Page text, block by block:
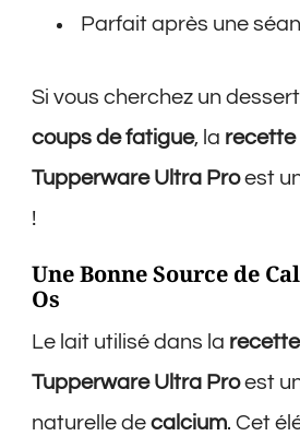
Parfait après une
Si vous cherchez un
coups de fatigue, la recette
Tupperware Ultra Proest
!
Une Bonne Source de
Os
Le lait utilisé dans la
Tupperware Ultra Proest
naturelle de calcium. Cet